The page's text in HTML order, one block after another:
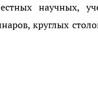
научных,
круглых